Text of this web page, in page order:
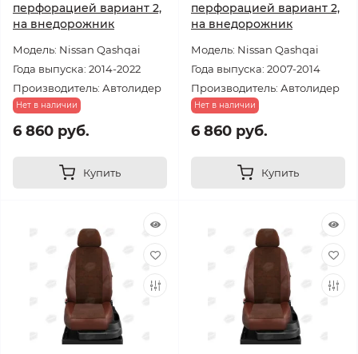
перфорацией вариант 2,
на внедорожник
Модель: Nissan Qashqai
Года выпуска: 2014-2022
Производитель: Автолидер
Нет в наличии
6 860 руб.
Купить
перфорацией вариант 2,
на внедорожник
Модель: Nissan Qashqai
Года выпуска: 2007-2014
Производитель: Автолидер
Нет в наличии
6 860 руб.
Купить